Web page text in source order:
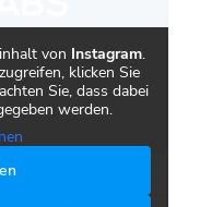
von Instagram.
klicken Sie
Sie, dass dabei
werden.